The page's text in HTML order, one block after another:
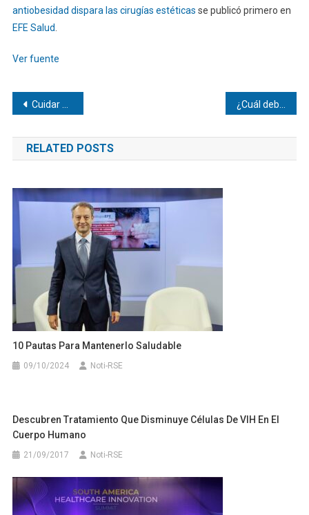
antiobesidad dispara las cirugías estéticas se publicó primero en
EFE Salud.
Ver fuente
Navegación
de
entradas
Cuidar el planeta desde los territorios ¿Cuál debe ser la responsabilidad de la universidad ante la sociedad?
RELATED POSTS
10 Pautas Para Mantenerlo Saludable
09/10/2024 Noti-RSE
Descubren Tratamiento Que Disminuye Células De VIH En El
Cuerpo Humano
21/09/2017 Noti-RSE